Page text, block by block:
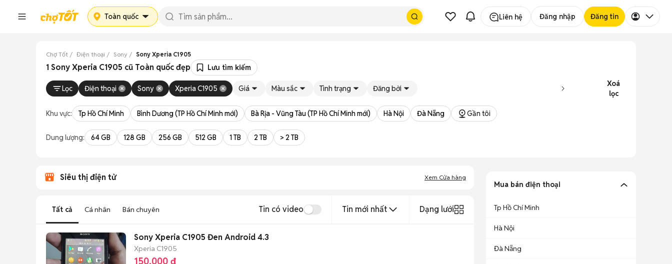
Toàn quốc Liên hệ Đăng nhập Đăng tin
Chợ Tốt Điện thoại Sony Sony Xperia C1905
1 Sony Xperia C1905 cũ Toàn quốc đẹp Lưu tìm kiếm
Lọc Điện thoại Sony Xperia C1905 Giá Màu sắc Tình trạng Đăng bởi
Xoá
lọc
Khu vực: Tp Hồ Chí Minh Bình Dương (TP Hồ Chí Minh mới) Bà Rịa - Vũng Tàu (TP Hồ Chí Minh mới) Hà Nội Đà Nẵng Gần tôi
Dung lượng: 64 GB 128 GB 256 GB 512 GB 1 TB 2 TB > 2 TB
Siêu thị điện tử Xem Cửa hàng
Tất cả Cá nhân Bán chuyên Tin có video Tin mới nhất Dạng lưới
Sony Xperia C1905 Đen Android 4.3
Xperia C1905
150.000 đ
Mua bán điện thoại
Tp Hồ Chí Minh
Hà Nội
Đà Nẵng